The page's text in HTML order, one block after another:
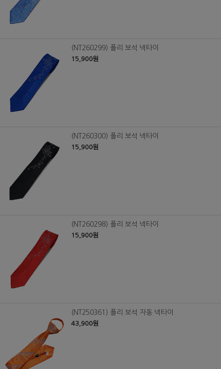
(NT260299) 폴리 보석 넥타이
15,900원
(NT260300) 폴리 보석 넥타이
15,900원
(NT260298) 폴리 보석 넥타이
15,900원
(NT250361) 폴리 보석 자동 넥타이
43,900원